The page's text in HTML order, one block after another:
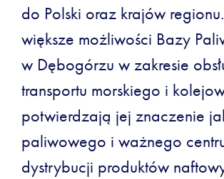
do Polski oraz krajów
większe możliwości Bazy
w Dębogórzu w zakresie
transportu morskiego i
potwierdzają jej znaczenie
paliwowego i ważnego
dystrybucji produktów